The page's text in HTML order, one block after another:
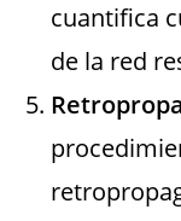
cuantifica
de la red